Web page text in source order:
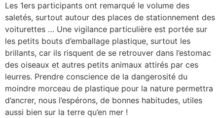
Les 1ers participants ont remarqué le volume des
saletés, surtout autour des places de stationnement des
voiturettes … Une vigilance particulière est portée sur
les petits bouts d’emballage plastique, surtout les
brillants, car ils risquent de se retrouver dans l’estomac
des oiseaux et autres petits animaux attirés par ces
leurres. Prendre conscience de la dangerosité du
moindre morceau de plastique pour la nature permettra
d’ancrer, nous l’espérons, de bonnes habitudes, utiles
aussi bien sur la terre qu’en mer !